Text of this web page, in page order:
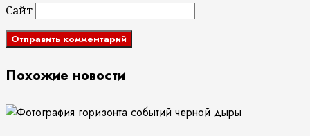
Сайт
Похожие новости